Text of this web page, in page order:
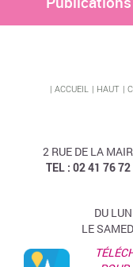
ACCUEIL HAUT
2 RUE DE LA
TEL : 02 41 76
DU
LE